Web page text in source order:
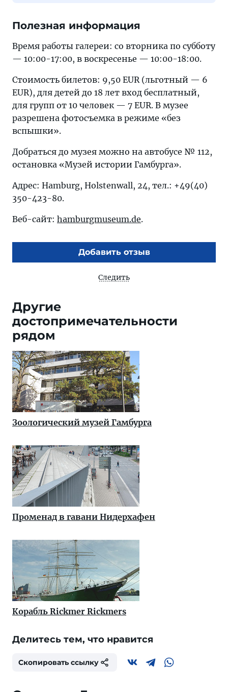
Полезная информация
Время работы галереи: со вторника по субботу
— 10:00-17:00, в воскресенье — 10:00-18:00.
Стоимость билетов: 9,50 EUR (льготный — 6
EUR), для детей до 18 лет вход бесплатный,
для групп от 10 человек — 7 EUR. В музее
разрешена фотосъемка в режиме «без
вспышки».
Добраться до музея можно на автобусе № 112,
остановка «Музей истории Гамбурга».
Адрес: Hamburg, Holstenwall, 24, тел.: +49(40)
350-423-80.
Веб-сайт: hamburgmuseum.de.
Добавить отзыв
Следить
Другие
достопримечательности
рядом
Зоологический музей Гамбурга
Променад в гавани Нидерхафен
Корабль Rickmer Rickmers
Делитесь тем, что нравится
Скопировать ссылку